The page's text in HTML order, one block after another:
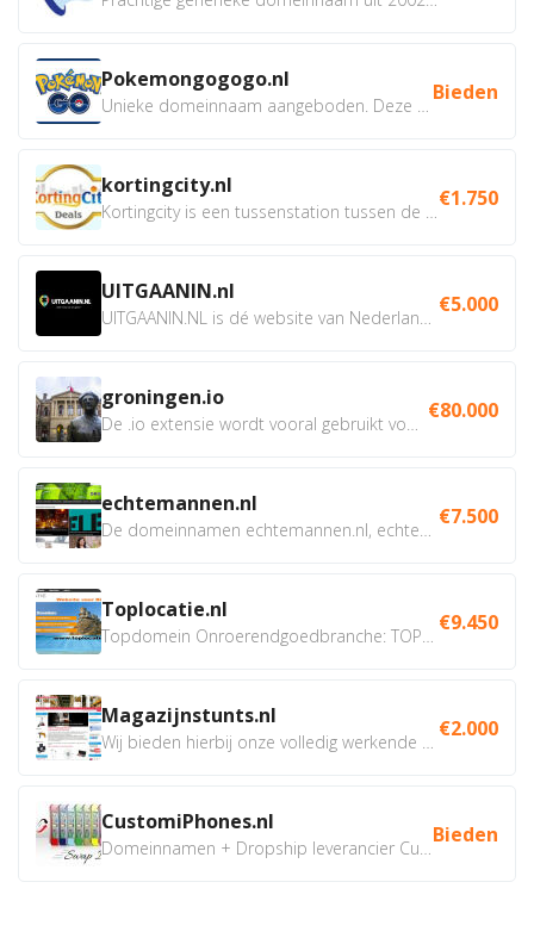
Pokemongogogo.nl Bieden
kortingcity.nl €1.750
UITGAANIN.nl €5.000
groningen.io €80.000
echtemannen.nl €7.500
Toplocatie.nl €9.450
Magazijnstunts.nl €2.000
CustomiPhones.nl Bieden